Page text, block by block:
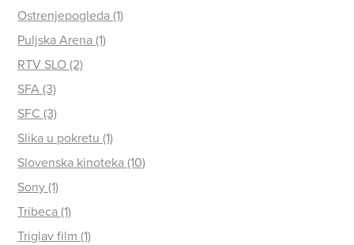
Ostrenjepogleda (1)
Puljska Arena (1)
RTV SLO (2)
SFA (3)
SFC (3)
Slika u pokretu (1)
Slovenska kinoteka (10)
Sony (1)
Tribeca (1)
Triglav film (1)